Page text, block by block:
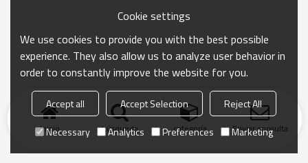
Inicio búsqueda categoría Enviar consulta
Cookie settings
We use cookies to provide you with the best possible
experience. They also allow us to analyze user behavior in
order to constantly improve the website for you.
Accept all Accept Selection
Reject All
Necessary
Analytics Preferences Marketing